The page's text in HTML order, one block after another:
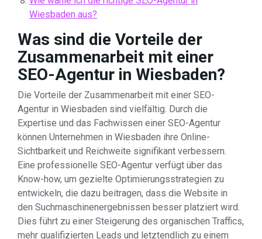
Wiesbaden aus?
Was sind die Vorteile der
Zusammenarbeit mit einer
SEO-Agentur in Wiesbaden?
Die Vorteile der Zusammenarbeit mit einer SEO-
Agentur in Wiesbaden sind vielfältig. Durch die
Expertise und das Fachwissen einer SEO-Agentur
können Unternehmen in Wiesbaden ihre Online-
Sichtbarkeit und Reichweite signifikant verbessern.
Eine professionelle SEO-Agentur verfügt über das
Know-how, um gezielte Optimierungsstrategien zu
entwickeln, die dazu beitragen, dass die Website in
den Suchmaschinenergebnissen besser platziert wird.
Dies führt zu einer Steigerung des organischen Traffics,
mehr qualifizierten Leads und letztendlich zu einem